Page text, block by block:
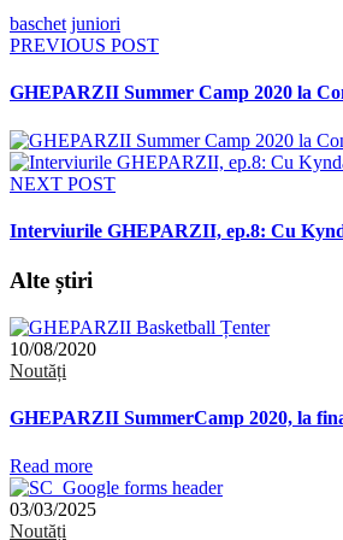
baschet juniori
PREVIOUS POST
GHEPARZII Summer Camp 2020 la
NEXT POST
Interviurile GHEPARZII, ep.8: Cu
Alte știri
10/08/2020
Noutăți
GHEPARZII SummerCamp 2020, la
Read more
03/03/2025
Noutăți